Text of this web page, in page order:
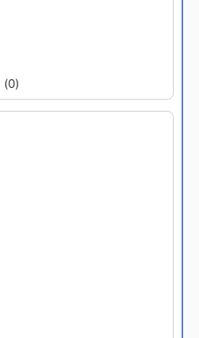
(0)